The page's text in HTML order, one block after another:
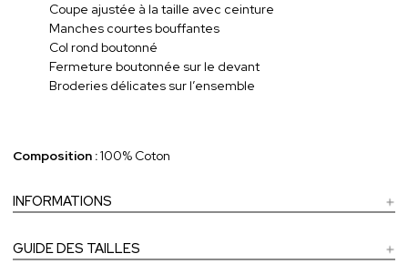
Coupe ajustée à la taille avec ceinture
Manches courtes bouffantes
Col rond boutonné
Fermeture boutonnée sur le devant
Broderies délicates sur l’ensemble
Composition :100% Coton
INFORMATIONS
GUIDE DES TAILLES